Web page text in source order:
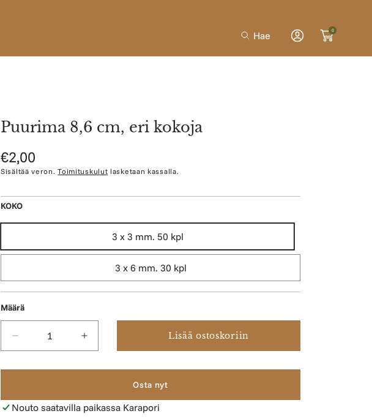
Hae
Kirjaudu
sisään
0
Puurima 8,6 cm, eri kokoja
Normaalihinta
€2,00
Sisältää veron.Toimituskulut lasketaan kassalla.
KOKO
3 x 3 mm. 50 kpl
3 x 6 mm. 30 kpl
Määrä
Vähennä
tuotteen
Puurima
eri
Lisää
tuotteen
Puurima
eri
Lisää ostoskoriin
Osta nyt
Nouto saatavilla paikassa Karapori